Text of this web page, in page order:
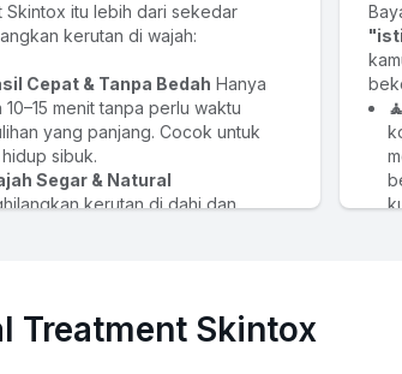
Skintox itu lebih dari sekedar
kerutan di wajah:
Cepat & Tanpa Bedah Hanya
10–15 menit tanpa perlu waktu
yang panjang. Cocok untuk
sibuk.
Segar & Natural
kerutan di dahi dan
jika dilakukan sejak dini
🧘
Treatment Skintox